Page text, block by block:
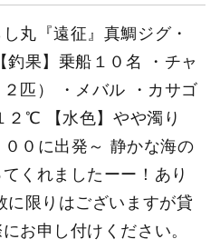
丸『遠征』真鯛ジグ・
釣果】乗船１０名 ・チャ
匹） ・メバル ・カサゴ
２℃ 【水色】やや濁り
００に出発～ 静かな海の
くれましたーー！あり
に限りはございますが貸
お申し付けください。